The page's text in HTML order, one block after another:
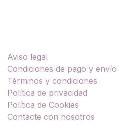
Aviso legal
Condiciones de pago y envío
Términos y condiciones
Política de privacidad
Política de Cookies
Contacte con nosotros